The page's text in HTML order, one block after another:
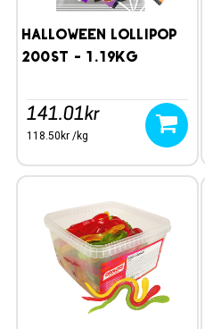
Halloween Lollipop
200st - 1.19kg
141.01kr
118.50kr /kg